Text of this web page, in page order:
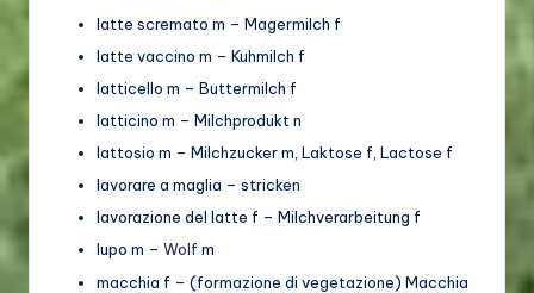
latte scremato m – Magermilch f
latte vaccino m – Kuhmilch f
latticello m – Buttermilch f
latticino m – Milchprodukt n
lattosio m – Milchzucker m, Laktose f, Lactose f
lavorare a maglia – stricken
lavorazione del latte f – Milchverarbeitung f
lupo m – Wolf m
macchia f – (formazione di vegetazione) Macchia